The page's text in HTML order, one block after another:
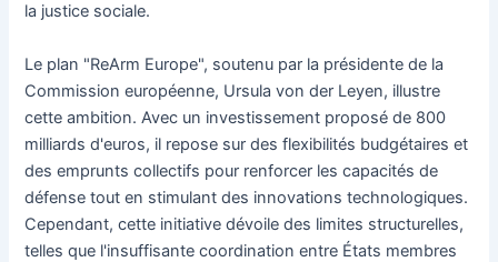
la justice sociale.
Le plan "ReArm Europe", soutenu par la présidente de la
Commission européenne, Ursula von der Leyen, illustre
cette ambition. Avec un investissement proposé de 800
milliards d'euros, il repose sur des flexibilités budgétaires et
des emprunts collectifs pour renforcer les capacités de
défense tout en stimulant des innovations technologiques.
Cependant, cette initiative dévoile des limites structurelles,
telles que l'insuffisante coordination entre États membres